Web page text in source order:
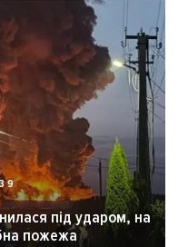
під ударом, на
пожежа